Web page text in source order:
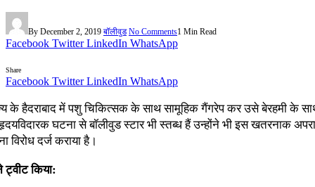
By December 2, 2019 बॉलीवुड No Comments1 Min Read
Facebook Twitter LinkedIn WhatsApp
Share
Facebook Twitter LinkedIn WhatsApp
के हैदराबाद में पशु चिकित्सक के साथ सामूहिक गैंगरेप कर उसे बेरहमी के
घटना से बॉलीवुड स्टार भी स्तब्ध हैं उन्होंने भी इस खतरनाक
विरोध दर्ज कराया है।
किया: